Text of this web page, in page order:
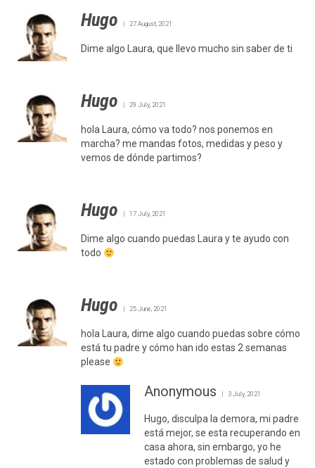
Hugo 27 August, 2021
Dime algo Laura, que llevo mucho sin saber de ti
Hugo 29 July, 2021
hola Laura, cómo va todo? nos ponemos en
marcha? me mandas fotos, medidas y peso y
vemos de dónde partimos?
Hugo 17 July, 2021
Dime algo cuando puedas Laura y te ayudo con
todo
Hugo 25 June, 2021
hola Laura, dime algo cuando puedas sobre cómo
está tu padre y cómo han ido estas 2 semanas
please
Anonymous 3 July, 2021
Hugo, disculpa la demora, mi padre
está mejor, se esta recuperando en
casa ahora, sin embargo, yo he
estado con problemas de salud y